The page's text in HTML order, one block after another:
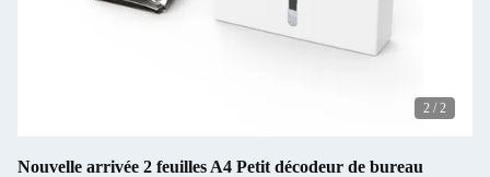
2 / 2
Nouvelle arrivée 2 feuilles A4 Petit décodeur de bureau